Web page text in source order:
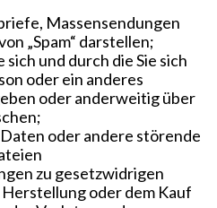
Massensendungen
„Spam“ darstellen;
sich und durch die Sie sich
oder ein anderes
oder anderweitig über
oder andere störende
zu gesetzwidrigen
oder dem Kauf